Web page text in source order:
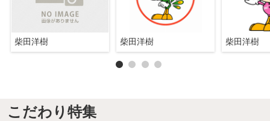
柴田洋樹 柴田洋樹 柴田洋樹
こだわり特集